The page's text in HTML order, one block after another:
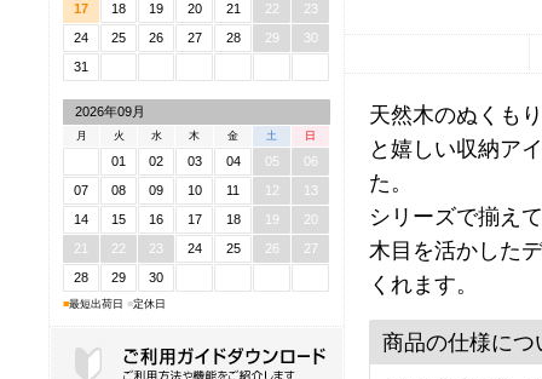
17
18 19 20 21 22
23
24
25 26 27 28 29
30
31
2026年09月
月 火 水 木 金 土 日
01 02 03 04 05
06
07
08 09 10 11 12
13
14
15 16 17 18 19
20
21
22 23 24 25 26
27
28
29 30
■最短出荷日 ■定休日
天然木のぬくも
と嬉しい収納ア
た。
シリーズで揃え
木目を活かした
くれます。
商品の仕様につ